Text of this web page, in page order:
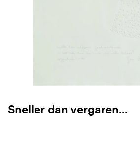
Sneller dan vergaren...